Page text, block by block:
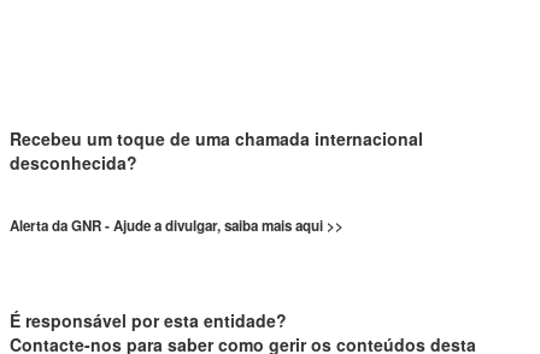
Recebeu um toque de uma chamada internacional
desconhecida?
Alerta da GNR - Ajude a divulgar, saiba mais aqui >>
É responsável por esta entidade?
Contacte-nos para saber como gerir os conteúdos desta